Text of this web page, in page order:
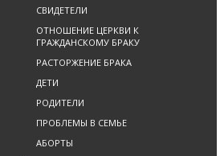
СВИДЕТЕЛИ
ОТНОШЕНИЕ ЦЕРКВИ К
ГРАЖДАНСКОМУ БРАКУ
РАСТОРЖЕНИЕ БРАКА
ДЕТИ
РОДИТЕЛИ
ПРОБЛЕМЫ В СЕМЬЕ
АБОРТЫ